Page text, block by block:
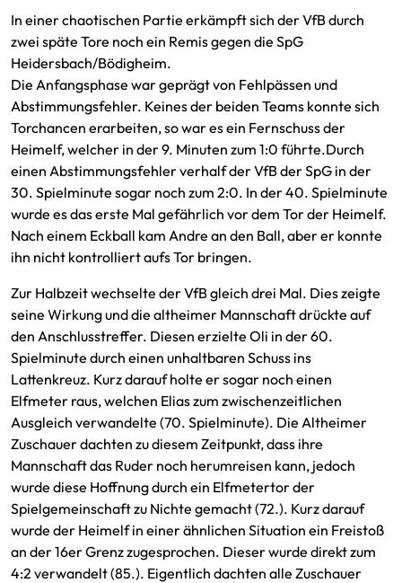
In einer chaotischen Partie erkämpft sich der VfB durch
zwei späte Tore noch ein Remis gegen die SpG
Heidersbach/Bödigheim.
Die Anfangsphase war geprägt von Fehlpässen und
Abstimmungsfehler. Keines der beiden Teams konnte sich
Torchancen erarbeiten, so war es ein Fernschuss der
Heimelf, welcher in der 9. Minuten zum 1:0 führte.Durch
einen Abstimmungsfehler verhalf der VfB der SpG in der
30. Spielminute sogar noch zum 2:0. In der 40. Spielminute
wurde es das erste Mal gefährlich vor dem Tor der Heimelf.
Nach einem Eckball kam Andre an den Ball, aber er konnte
ihn nicht kontrolliert aufs Tor bringen.
Zur Halbzeit wechselte der VfB gleich drei Mal. Dies zeigte
seine Wirkung und die altheimer Mannschaft drückte auf
den Anschlusstreffer. Diesen erzielte Oli in der 60.
Spielminute durch einen unhaltbaren Schuss ins
Lattenkreuz. Kurz darauf holte er sogar noch einen
Elfmeter raus, welchen Elias zum zwischenzeitlichen
Ausgleich verwandelte (70. Spielminute). Die Altheimer
Zuschauer dachten zu diesem Zeitpunkt, dass ihre
Mannschaft das Ruder noch herumreisen kann, jedoch
wurde diese Hoffnung durch ein Elfmetertor der
Spielgemeinschaft zu Nichte gemacht (72.). Kurz darauf
wurde der Heimelf in einer ähnlichen Situation ein Freistoß
an der 16er Grenz zugesprochen. Dieser wurde direkt zum
4:2 verwandelt (85.). Eigentlich dachten alle Zuschauer